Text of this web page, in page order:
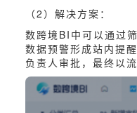
（2）解决方案：
数跨境BI中可以通过
数据预警形成站内提
负责人审批，最终以